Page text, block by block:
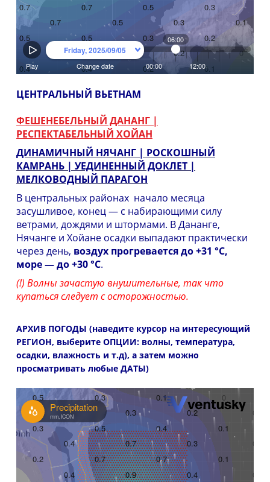
ЦЕНТРАЛЬНЫЙ ВЬЕТНАМ
ФЕШЕНЕБЕЛЬНЫЙ ДАНАНГ |
РЕСПЕКТАБЕЛЬНЫЙ ХОЙАН
ДИНАМИЧНЫЙ НЯЧАНГ | РОСКОШНЫЙ
КАМРАНЬ | УЕДИНЕННЫЙ ДОКЛЕТ |
МЕЛКОВОДНЫЙ ПАРАГОН
В центральных районах начало месяца
засушливое, конец — с набирающими силу
ветрами, дождями и штормами. В Дананге,
Нячанге и Хойане осадки выпадают практически
через день, воздух прогревается до +31 °С,
море — до +30 °С.
(!) Волны зачастую внушительные, так что
купаться следует с осторожностью.
АРХИВ ПОГОДЫ (наведите курсор на интересующий
РЕГИОН, выберите ОПЦИИ: волны, температура,
осадки, влажность и т.д), а затем можно
просматривать любые ДАТЫ)